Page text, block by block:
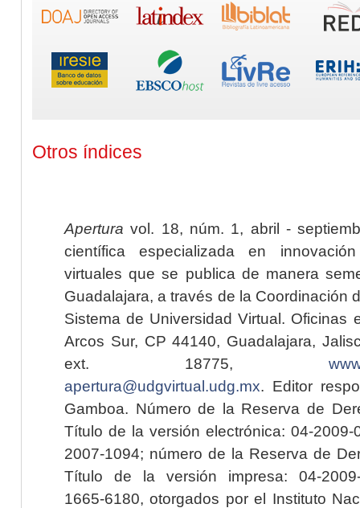
Otros índices
Apertura vol. 18, núm. 1, abril -
científica especializada en
virtuales que se publica de manera
Guadalajara, a través de la Coordinación
Sistema de Universidad Virtual. Oficinas
Arcos Sur, CP 44140, Guadalajara,
ext. 18775,
apertura@udgvirtual.udg.mx. Editor
Gamboa. Número de la Reserva de
Título de la versión electrónica: 04-2009-
2007-1094; número de la Reserva de
Título de la versión impresa: 04-2009-
1665-6180, otorgados por el Instituto